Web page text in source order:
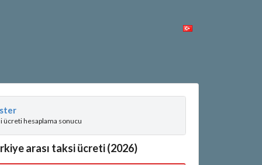
ücreti hesaplama sonucu
arası taksi ücreti (2026)